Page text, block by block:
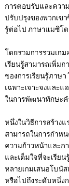
การตอบรับและควา
ปรับปรุงของพวกเขา
รู้ต่อไป ภาษาแมซิโด
โดยรวมการรวมเก
เรียนรู้สามารถเพิ่ม
ของการเรียนรู้ภาษ
เฉพาะเจาะจงและ
ในการพัฒนาทักษะ
หนึ่งในวิธีการสร้าง
สามารถในการกำห
ความก้าวหน้าและก
และเต็มใจที่จะเรีย
หลายเกมเสนอโบนัส
หรือไปถึงระดับหนึ่ง